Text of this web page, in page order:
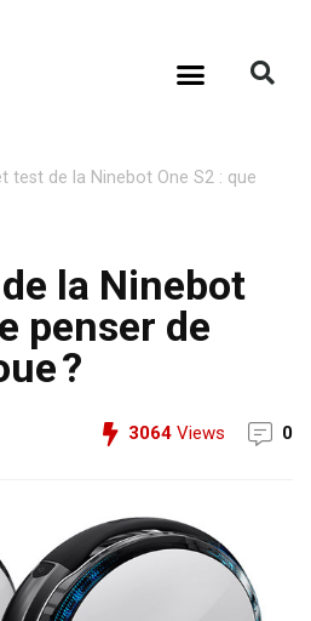
test de la Ninebot One S2 : que
la Ninebot
penser de
?
3064 Views 0